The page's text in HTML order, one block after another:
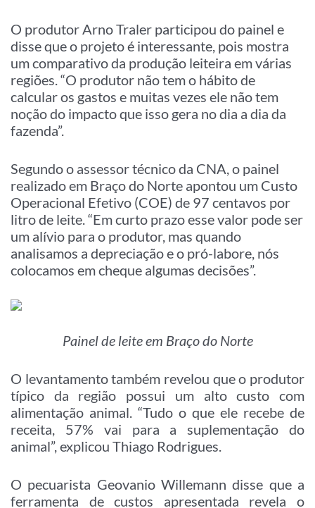
O produtor Arno Traler participou do painel e
disse que o projeto é interessante, pois mostra
um comparativo da produção leiteira em várias
regiões. “O produtor não tem o hábito de
calcular os gastos e muitas vezes ele não tem
noção do impacto que isso gera no dia a dia da
fazenda”.
Segundo o assessor técnico da CNA, o painel
realizado em Braço do Norte apontou um Custo
Operacional Efetivo (COE) de 97 centavos por
litro de leite. “Em curto prazo esse valor pode ser
um alívio para o produtor, mas quando
analisamos a depreciação e o pró-labore, nós
colocamos em cheque algumas decisões”.
Painel de leite em Braço do Norte
O levantamento também revelou que o produtor
típico da região possui um alto custo com
alimentação animal. “Tudo o que ele recebe de
receita, 57% vai para a suplementação do
animal”, explicou Thiago Rodrigues.
O pecuarista Geovanio Willemann disse que a
ferramenta de custos apresentada revela o